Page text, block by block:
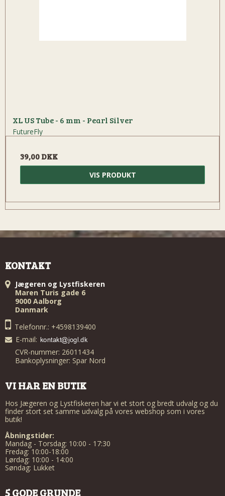
XL US Tube - 6 mm - Pearl Silver
FutureFly
39,00 DKK
VIS PRODUKT
KONTAKT
Jægeren og Lystfiskeren
Maren Turis gade 6
9000 Aalborg
Danmark
Telefonnr.: +4598139400
E-mail:
CVR-nummer: 26011434
Bankoplysninger: Spar Nord
VI HAR EN BUTIK
Hos Jægeren og Lystfiskeren har vi et stort og bredt udvalg og du
finder stort set samme udvalg på vores webshop som i vores
butik!
Åbningstider:
Mandag - Torsdag: 10:00 - 17:30
Fredag: 10:00-18:00
Lørdag: 10:00 - 14:00
Søndag: Lukket
5 GODE GRUNDE